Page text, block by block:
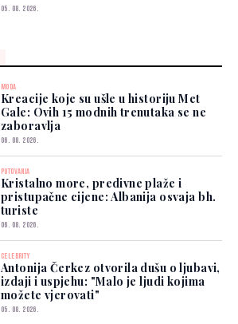
05. 08. 2026.
MODA
Kreacije koje su ušle u historiju Met
Gale: Ovih 15 modnih trenutaka se ne
zaboravlja
06. 08. 2026.
PUTOVANJA
Kristalno more, predivne plaže i
pristupačne cijene: Albanija osvaja bh.
turiste
06. 08. 2026.
CELEBRITY
Antonija Čerkez otvorila dušu o ljubavi,
izdaji i uspjehu: "Malo je ljudi kojima
možete vjerovati"
05. 08. 2026.